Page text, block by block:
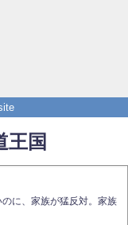
王国
に、家族が猛反対。家族